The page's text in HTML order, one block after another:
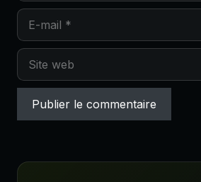
E-
mail
Site
web